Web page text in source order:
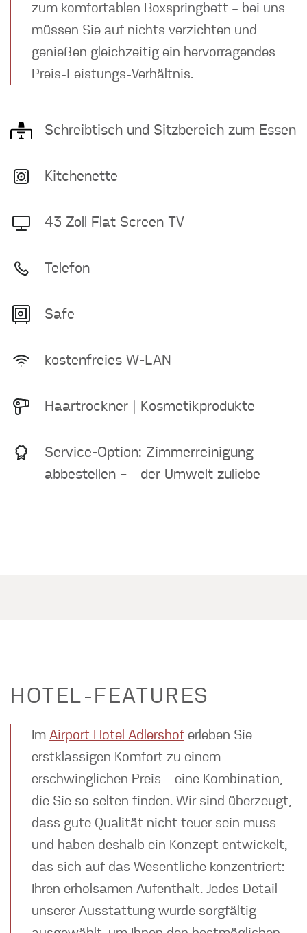
zum komfortablen Boxspringbett – bei uns
müssen Sie auf nichts verzichten und
genießen gleichzeitig ein hervorragendes
Preis-Leistungs-Verhältnis.
Schreibtisch und Sitzbereich zum Essen
Kitchenette
43 Zoll Flat Screen TV
Telefon
Safe
kostenfreies W-LAN
Haartrockner | Kosmetikprodukte
Service-Option: Zimmerreinigung
abbestellen – der Umwelt zuliebe
HOTEL-FEATURES
Im Airport Hotel Adlershof erleben Sie
erstklassigen Komfort zu einem
erschwinglichen Preis – eine Kombination,
die Sie so selten finden. Wir sind überzeugt,
dass gute Qualität nicht teuer sein muss
und haben deshalb ein Konzept entwickelt,
das sich auf das Wesentliche konzentriert:
Ihren erholsamen Aufenthalt. Jedes Detail
unserer Ausstattung wurde sorgfältig